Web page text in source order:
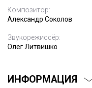
Композитор:
Александр Соколов
Звукорежиссёр:
Олег Литвишко
ИНФОРМАЦИЯ